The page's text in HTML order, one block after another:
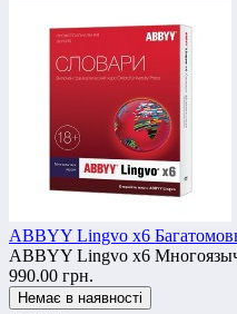
ABBYY Lingvo x6
ABBYY Lingvo x6
990.00 грн.